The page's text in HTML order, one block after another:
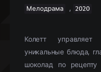
Мелодрама , 2020
Колетт
уникальные блюда,
шоколад по